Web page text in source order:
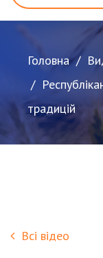
Головна
традицій
Всі відео